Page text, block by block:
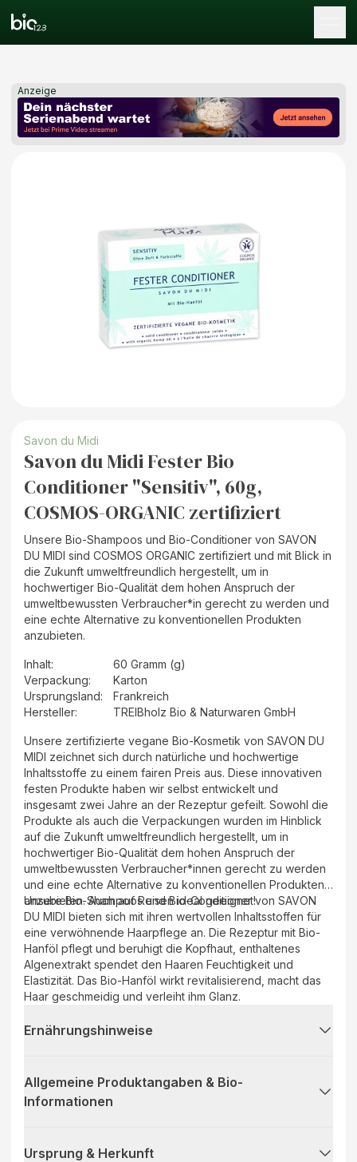
Anzeige
Savon du Midi
Savon du Midi Fester Bio
Conditioner "Sensitiv", 60g,
COSMOS-ORGANIC zertifiziert
Unsere Bio-Shampoos und Bio-Conditioner von SAVON
DU MIDI sind COSMOS ORGANIC zertifiziert und mit Blick in
die Zukunft umweltfreundlich hergestellt, um in
hochwertiger Bio-Qualität dem hohen Anspruch der
umweltbewussten Verbraucher*in gerecht zu werden und
eine echte Alternative zu konventionellen Produkten
anzubieten.
Inhalt:
60 Gramm (g)
Verpackung:
Karton
Ursprungsland:
Frankreich
Hersteller: TREIBholz Bio & Naturwaren GmbH
Unsere zertifizierte vegane Bio-Kosmetik von SAVON DU
MIDI zeichnet sich durch natürliche und hochwertige
Inhaltsstoffe zu einem fairen Preis aus. Diese innovativen
festen Produkte haben wir selbst entwickelt und
insgesamt zwei Jahre an der Rezeptur gefeilt. Sowohl die
Produkte als auch die Verpackungen wurden im Hinblick
auf die Zukunft umweltfreundlich hergestellt, um in
hochwertiger Bio-Qualität dem hohen Anspruch der
umweltbewussten Verbraucher*innen gerecht zu werden
und eine echte Alternative zu konventionellen Produkten
anzubieten. Auch auf Reisen ideal geeignet!
Unsere Bio-Shampoos und Bio-Conditioner von SAVON
DU MIDI bieten sich mit ihren wertvollen Inhaltsstoffen für
eine verwöhnende Haarpflege an. Die Rezeptur mit Bio-
Hanföl pflegt und beruhigt die Kopfhaut, enthaltenes
Algenextrakt spendet den Haaren Feuchtigkeit und
Elastizität. Das Bio-Hanföl wirkt revitalisierend, macht das
Haar geschmeidig und verleiht ihm Glanz.
Ernährungshinweise
Allgemeine Produktangaben & Bio-
Informationen
Ursprung & Herkunft